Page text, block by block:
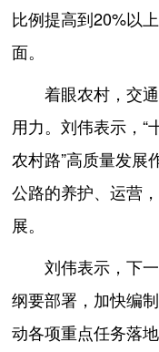
比例提高到20%以
面。
着眼农村，交通
用力。刘伟表示，“
农村路”高质量发展
公路的养护、运营
展。
刘伟表示，下一
纲要部署，加快编
动各项重点任务落地